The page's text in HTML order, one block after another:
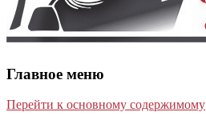
Главное меню
Перейти к основному содержимому